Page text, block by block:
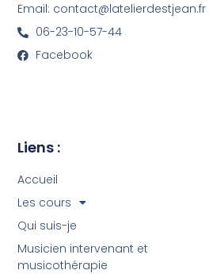
Liens :
Accueil
Les cours
Qui suis-je
Musicien intervenant et
musicothérapie
Email: contact@latelierdestjean.fr
06-23-10-57-44
Facebook